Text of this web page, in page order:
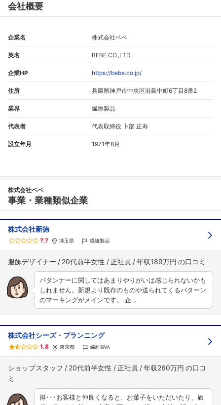
会社概要
企業名 株式会社ベベ
英名 BEBE CO.,LTD.
企業HP https://bebe.co.jp/
住所 兵庫県神戸市中央区港島中町6丁目8番2
業界 繊維製品
代表者 代表取締役 卜部 正寿
設立年月 1971年8月
株式会社ベベ
事業・業種類似企業
株式会社新徳
?.? 埼玉県 繊維製品
服飾デザイナー 20代前半女性 正社員 年収189万円
パタンナーに関してはあまりやりがいは感じられないかも
しれません。新規より既存のものや送られてくるパターン
のマーキングがメインです。 企…
株式会社シーズ・プランニング
1.8 東京都 繊維製品
ショップスタッフ 20代前半女性 正社員 年収260万円
得･･･お客様と仲良くなると、お菓子をいただいたり、旅